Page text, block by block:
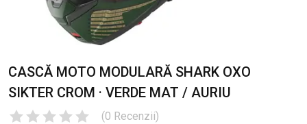
CASCĂ MOTO MODULARĂ SHARK OXO
SIKTER CROM · VERDE MAT / AURIU
(0 Recenzii)